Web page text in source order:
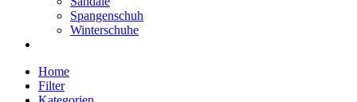
Spangenschuh
Winterschuhe
Home
Filter